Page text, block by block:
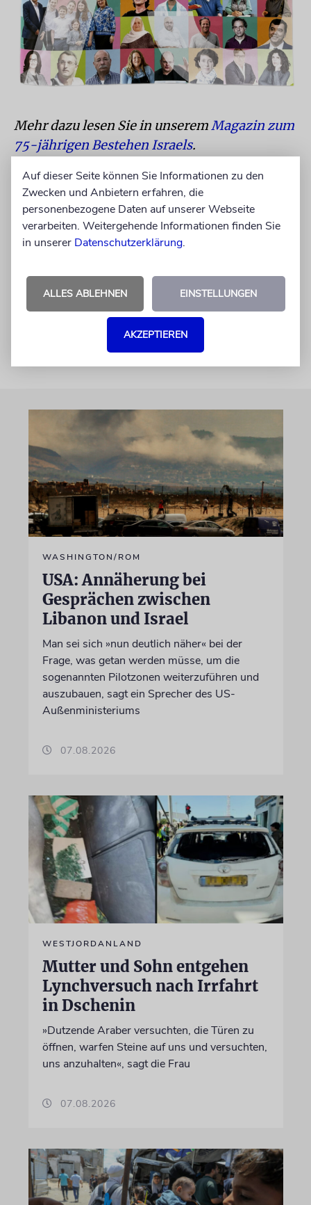
Mehr dazu lesen Sie in unserem Magazin zum
75-jährigen Bestehen Israels.
Darin stellen wir in Porträts und Interviews 75
Israelinnen und Israelis vor, für die in Israel
ein Traum wahr geworden ist – Start-up
Gründer, Musikerinnen, Soldaten, Landwirte,
Schriftstellerinnen und viele mehr.
Sie alle sind Israel!
WASHINGTON/ROM
USA: Annäherung bei
Gesprächen zwischen
Libanon und Israel
Man sei sich »nun deutlich näher« bei der
Frage, was getan werden müsse, um die
sogenannten Pilotzonen weiterzuführen und
auszubauen, sagt ein Sprecher des US-
Außenministeriums
07.08.2026
WESTJORDANLAND
Mutter und Sohn entgehen
Lynchversuch nach Irrfahrt
in Dschenin
»Dutzende Araber versuchten, die Türen zu
öffnen, warfen Steine auf uns und versuchten,
uns anzuhalten«, sagt die Frau
07.08.2026
Auf dieser Seite können Sie Informationen zu den
Zwecken und Anbietern erfahren, die
personenbezogene Daten auf unserer Webseite
verarbeiten. Weitergehende Informationen finden Sie
in unserer Datenschutzerklärung.
ALLES ABLEHNEN EINSTELLUNGEN
AKZEPTIEREN